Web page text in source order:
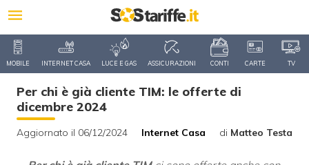
MOBILE INTERNET CASA LUCE E GAS ASSICURAZIONI CONTI CARTE TV
Per chi è già cliente TIM: le offerte di
dicembre 2024
Aggiornato il 06/12/2024 Internet Casa di Matteo Testa